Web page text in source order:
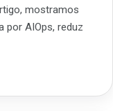
mostramos
por AIOps, reduz